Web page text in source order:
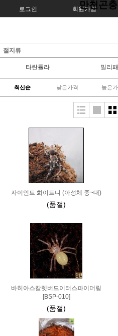
로그인 회원가입
만천곤
절지류
타란튤라 밀리
최신순 낮은가격 높은
자이언트 화이트니 (아성체 중~대)
(품절)
바히아스칼렛버드이터스파이더링
[BSP-010]
(품절)